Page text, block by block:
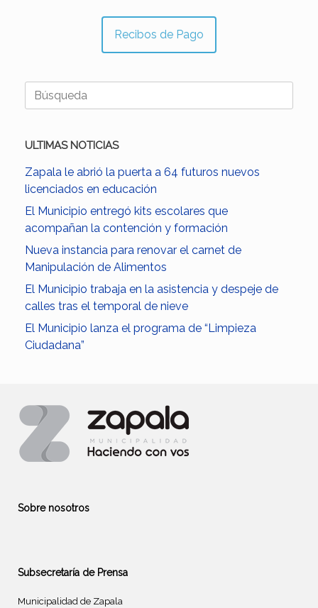
Recibos de Pago
Buscar:
ULTIMAS NOTICIAS
Zapala le abrió la puerta a 64 futuros nuevos
licenciados en educación
El Municipio entregó kits escolares que
acompañan la contención y formación
Nueva instancia para renovar el carnet de
Manipulación de Alimentos
El Municipio trabaja en la asistencia y despeje de
calles tras el temporal de nieve
El Municipio lanza el programa de “Limpieza
Ciudadana”
Sobre nosotros
Subsecretaría de Prensa
Municipalidad de Zapala